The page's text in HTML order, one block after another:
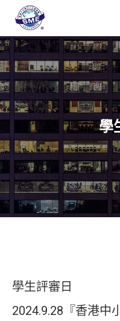
學
學生評審日
2024.9.28『香港中